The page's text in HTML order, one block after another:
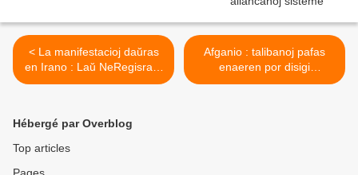
< La manifestacioj daŭras
en Irano : Laŭ NeRegisrara
Organizaĵo, almenaŭ 76
Afganio : talibanoj pafas
enaeren por disigi
manifestacion de subteno al
Hébergé par Overblog
Top articles